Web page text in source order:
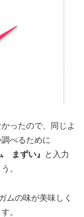
ったので、同じよ
べるために
まずい』
と入力
。
ムの味が美味しく
。